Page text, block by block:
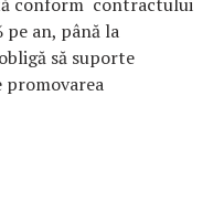
pe an, până la
să suporte